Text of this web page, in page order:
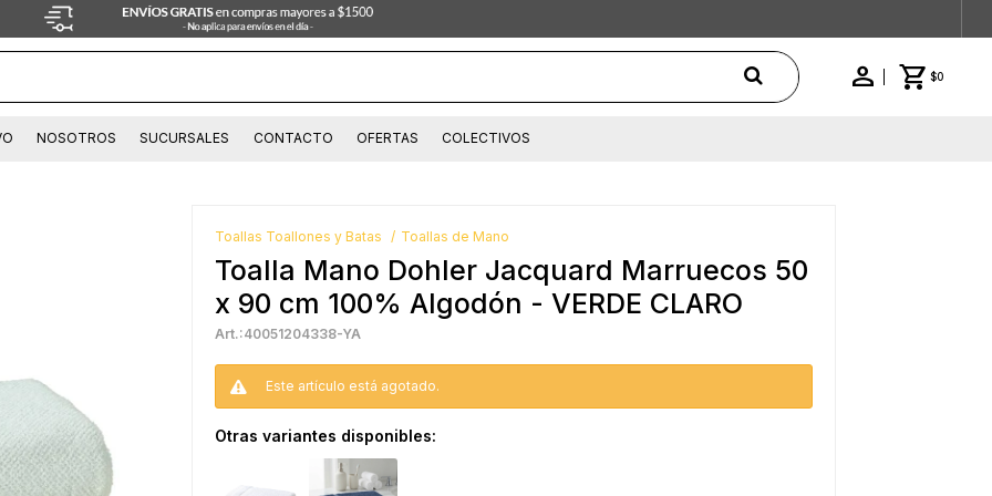
$0
NOSOTROS SUCURSALES CONTACTO OFERTAS COLECTIVOS
Toallas Toallones y Batas Toallas de Mano
Toalla Mano Dohler Jacquard Marruecos 50
x 90 cm 100% Algodón - VERDE CLARO
40051204338-YA
Este artículo está agotado.
Otras variantes disponibles: